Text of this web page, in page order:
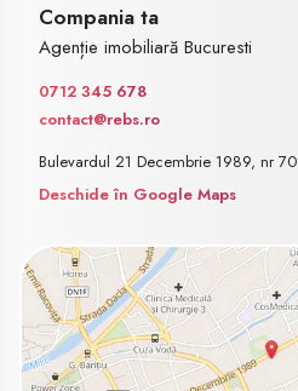
Compania ta
Agenție imobiliară Bucuresti
0712 345 678
contact@rebs.ro
Bulevardul 21 Decembrie 1989, nr 70
Deschide în Google Maps